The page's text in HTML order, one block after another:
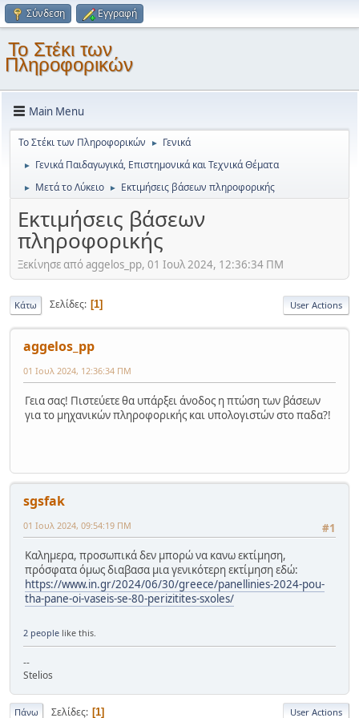
Σύνδεση Εγγραφή
Το Στέκι των
Πληροφορικών
Main Menu
Το Στέκι των Πληροφορικών ► Γενικά
► Γενικά Παιδαγωγικά, Επιστημονικά και Τεχνικά Θέματα
► Μετά το Λύκειο ► Εκτιμήσεις βάσεων πληροφορικής
Εκτιμήσεις βάσεων
πληροφορικής
Ξεκίνησε από aggelos_pp, 01 Ιουλ 2024, 12:36:34 ΠΜ
Κάτω Σελίδες 1 User Actions
aggelos_pp
01 Ιουλ 2024, 12:36:34 ΠΜ
Γεια σας! Πιστεύετε θα υπάρξει άνοδος η πτώση των βάσεων
για το μηχανικών πληροφορικής και υπολογιστών στο παδα?!
sgsfak
#1
01 Ιουλ 2024, 09:54:19 ΠΜ
Καλημερα, προσωπικά δεν μπορώ να κανω εκτίμηση,
πρόσφατα όμως διαβασα μια γενικότερη εκτίμηση εδώ:
https://www.in.gr/2024/06/30/greece/panellinies-2024-pou-
tha-pane-oi-vaseis-se-80-perizitites-sxoles/
2 people like this.
--
Stelios
Πάνω Σελίδες 1 User Actions